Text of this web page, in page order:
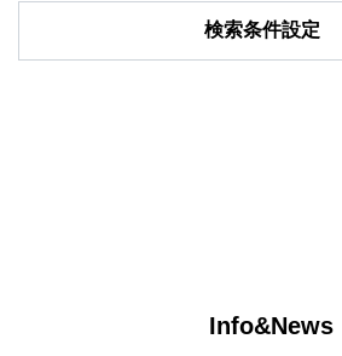
検索条件設定
Info&News